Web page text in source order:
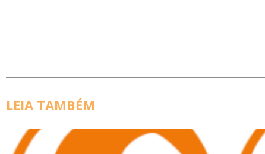
LEIA TAMBÉM